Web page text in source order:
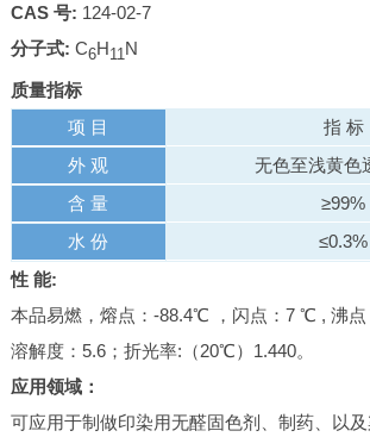
CAS 号: 124-02-7
分子式: C6H11N
质量指标
项 目
指 标
外 观
无色至浅黄色
含 量
≥99%
水 份
≤0.3%
性 能:
本品易燃，熔点：-88.4℃ ，闪点：7 ℃ , 沸点
溶解度：5.6；折光率:（20℃）1.440。
应用领域：
可应用于制做印染用无醛固色剂、制药、以